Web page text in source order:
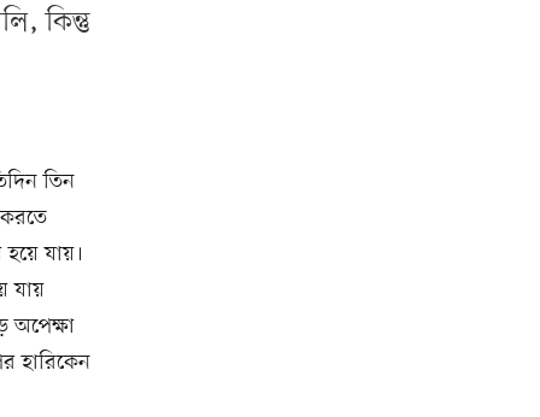
কিন্তু
তিন
যায়।
যায়
অপেক্ষা
হারিকেন